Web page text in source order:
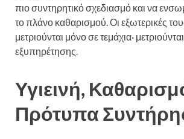
πιο συντηρητικό σχεδιασμό και να
το πλάνο καθαρισμού. Οι εξωτερικές
μετριούνται μόνο σε τεμάχια·
εξυπηρέτησης.
Υγιεινή,
Πρότυπα